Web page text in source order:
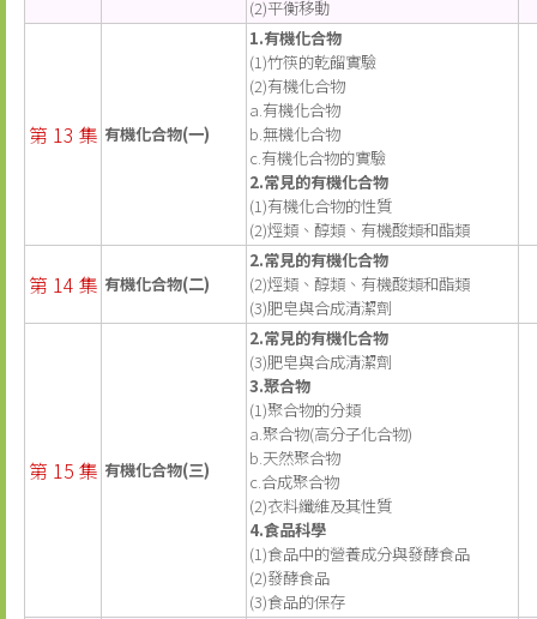
(2)平衡移動
第 13 集 有機化合物(一)
1.有機化合物
(1)竹筷的乾餾實驗
(2)有機化合物
a.有機化合物
b.無機化合物
c.有機化合物的實驗
2.常見的有機化合物
(1)有機化合物的性質
(2)烴類、醇類、有機酸類和酯類
第 14 集 有機化合物(二)
2.常見的有機化合物
(2)烴類、醇類、有機酸類和酯類
(3)肥皂與合成清潔劑
第 15 集 有機化合物(三)
2.常見的有機化合物
(3)肥皂與合成清潔劑
3.聚合物
(1)聚合物的分類
a.聚合物(高分子化合物)
b.天然聚合物
c.合成聚合物
(2)衣料纖維及其性質
4.食品科學
(1)食品中的營養成分與發酵食品
(2)發酵食品
(3)食品的保存